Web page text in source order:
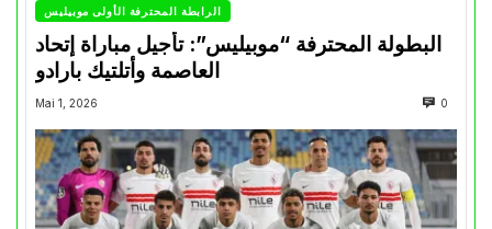
الرابطة المحترفة الأولى موبيليس
البطولة المحترفة “موبيليس”: تأجيل مباراة إتحاد
العاصمة وأتلتيك بارادو
Mai 1, 2026 0